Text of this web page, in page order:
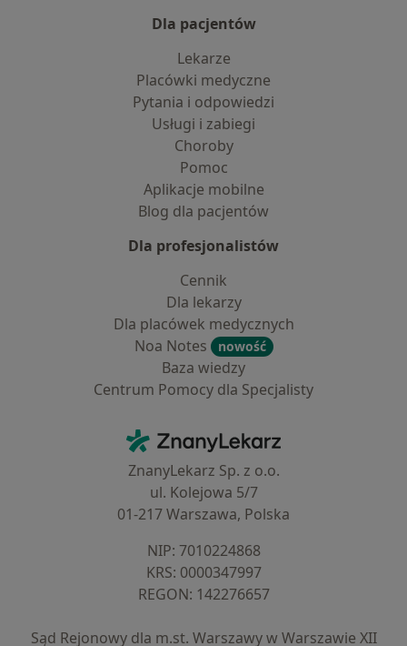
Dla pacjentów
Lekarze
Placówki medyczne
Pytania i odpowiedzi
Usługi i zabiegi
Choroby
Pomoc
Aplikacje mobilne
Blog dla pacjentów
Dla profesjonalistów
Cennik
Dla lekarzy
Dla placówek medycznych
Noa Notes
nowość
Baza wiedzy
Centrum Pomocy dla Specjalisty
ZnanyLekarz - Strona główna
ZnanyLekarz Sp. z o.o.
ul. Kolejowa 5/7
01-217 Warszawa, Polska
NIP: ⁠7010224868
KRS: ⁠0000347997
REGON: ⁠142276657
Sąd Rejonowy dla m.st. Warszawy w Warszawie XII